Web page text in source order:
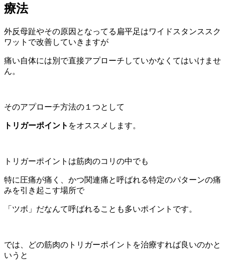
療法
外反母趾やその原因となってる扁平足はワイドスタンススク
ワットで改善していきますが
痛い自体には別で直接アプローチしていかなくてはいけませ
ん。
そのアプローチ方法の１つとして
トリガーポイント をオススメします。
トリガーポイントは筋肉のコリの中でも
特に圧痛が痛く、かつ関連痛と呼ばれる特定のパターンの痛
みを引き起こす場所で
「ツボ」だなんて呼ばれることも多いポイントです。
では、どの筋肉のトリガーポイントを治療すれば良いのかと
いうと